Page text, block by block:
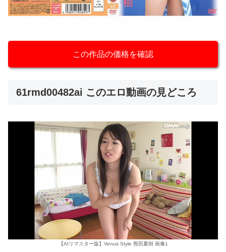
この作品の価格を確認
61rmd00482ai このエロ動画の見どころ
【AIリマスター版】Venus Style 熊田夏樹 画像1